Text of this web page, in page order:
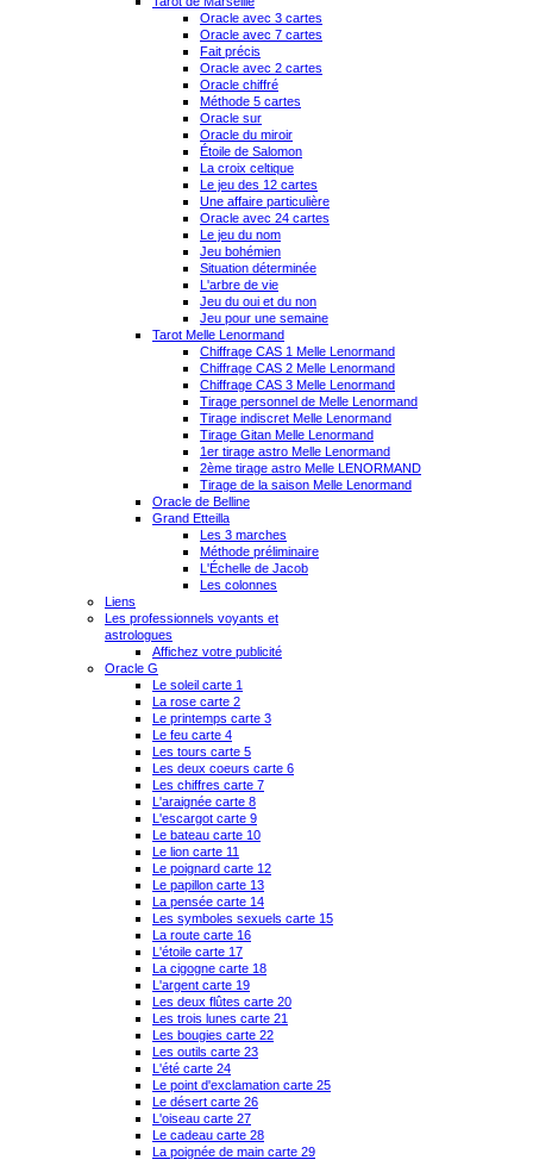
Oracle avec 3 cartes
Oracle avec 7 cartes
Fait précis
Oracle avec 2 cartes
Oracle chiffré
Méthode 5 cartes
Oracle sur
Oracle du miroir
Étoile de Salomon
La croix celtique
Le jeu des 12 cartes
Une affaire particulière
Oracle avec 24 cartes
Le jeu du nom
Jeu bohémien
Situation déterminée
L'arbre de vie
Jeu du oui et du non
Jeu pour une semaine
Tarot Melle Lenormand
Chiffrage CAS 1 Melle Lenormand
Chiffrage CAS 2 Melle Lenormand
Chiffrage CAS 3 Melle Lenormand
Tirage personnel de Melle Lenormand
Tirage indiscret Melle Lenormand
Tirage Gitan Melle Lenormand
1er tirage astro Melle Lenormand
2ème tirage astro Melle LENORMAND
Tirage de la saison Melle Lenormand
Oracle de Belline
Grand Etteilla
Les 3 marches
Méthode préliminaire
L'Échelle de Jacob
Les colonnes
Liens
Les professionnels voyants et
astrologues
Affichez votre publicité
Oracle G
Le soleil carte 1
La rose carte 2
Le printemps carte 3
Le feu carte 4
Les tours carte 5
Les deux coeurs carte 6
Les chiffres carte 7
L'araignée carte 8
L'escargot carte 9
Le bateau carte 10
Le lion carte 11
Le poignard carte 12
Le papillon carte 13
La pensée carte 14
Les symboles sexuels carte 15
La route carte 16
L'étoile carte 17
La cigogne carte 18
L'argent carte 19
Les deux flûtes carte 20
Les trois lunes carte 21
Les bougies carte 22
Les outils carte 23
L'été carte 24
Le point d'exclamation carte 25
Le désert carte 26
L'oiseau carte 27
Le cadeau carte 28
La poignée de main carte 29